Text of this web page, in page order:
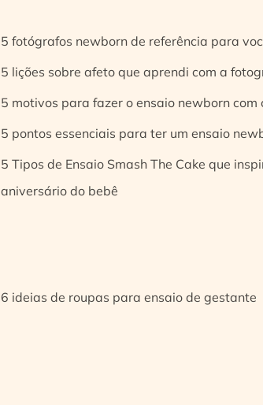
5 fotógrafos newborn de referência para
5 lições sobre afeto que aprendi com a
5 motivos para fazer o ensaio newborn com
5 pontos essenciais para ter um ensaio
5 Tipos de Ensaio Smash The Cake que
aniversário do bebê
6 ideias de roupas para ensaio de gestante